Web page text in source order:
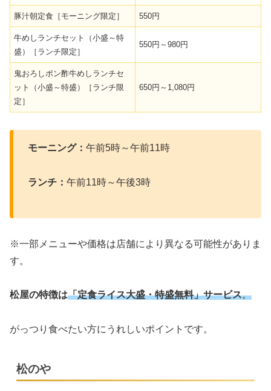
豚汁朝定食［モーニング限定］ 550円
牛めしランチセット（小盛～特
盛）［ランチ限定］
550円～980円
鬼おろしポン酢牛めしランチセ
ット（小盛～特盛）［ランチ限
定］
650円～1,080円
モーニング： 午前5時～午前11時
ランチ： 午前11時～午後3時
※一部メニューや価格は店舗により異なる可能性がありま
す。
松屋の特徴は「定食ライス大盛・特盛無料」サービス。
がっつり食べたい方にうれしいポイントです。
松のや